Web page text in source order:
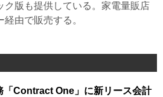
ク版も提供している。家電量販店
由で販売する。
「Contract One」に新リース会計